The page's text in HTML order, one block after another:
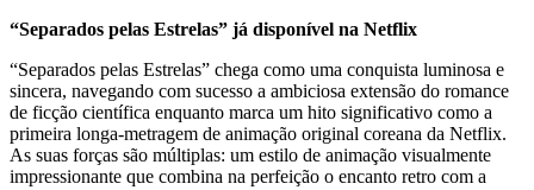
“Separados pelas Estrelas” já disponível na Netflix
“Separados pelas Estrelas” chega como uma conquista luminosa e
sincera, navegando com sucesso a ambiciosa extensão do romance
de ficção científica enquanto marca um hito significativo como a
primeira longa-metragem de animação original coreana da Netflix.
As suas forças são múltiplas: um estilo de animação visualmente
impressionante que combina na perfeição o encanto retro com a